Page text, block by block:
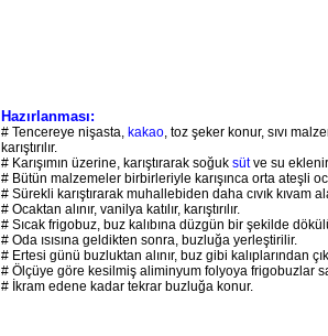
Hazırlanması:
# Tencereye nişasta, kakao, toz şeker konur, sıvı
karıştırılır.
# Karışımın üzerine, karıştırarak soğuk sütve su
# Bütün malzemeler birbirleriyle karışınca orta ateşli
# Sürekli karıştırarak muhallebiden daha cıvık kıvam
# Ocaktan alınır, vanilya katılır, karıştırılır.
# Sıcak frigobuz, buz kalıbına düzgün bir şekilde
# Oda ısısına geldikten sonra, buzluğa yerleştirilir.
# Ertesi günü buzluktan alınır, buz gibi kalıplarından
# Ölçüye göre kesilmiş aliminyum folyoya frigobuzlar
# İkram edene kadar tekrar buzluğa konur.